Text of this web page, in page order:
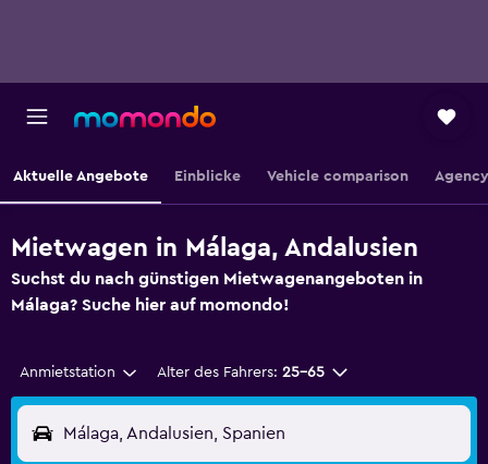
Aktuelle Angebote Einblicke Vehicle comparison
Mietwagen in Málaga, Andalusien
Suchst du nach günstigen Mietwagenangeboten in
Málaga? Suche hier auf momondo!
Anmietstation Alter des Fahrers: 25-65
Málaga, Andalusien, Spanien